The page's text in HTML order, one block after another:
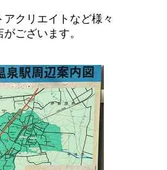
アクリエイトなど様々
ございます。